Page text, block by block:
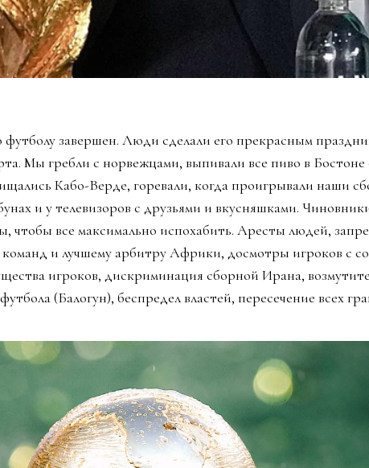
завершен. Люди сделали его прекрасным
Мы гребли с норвежцами, выпивали все пиво в Бостоне
Кабо-Верде, горевали, когда проигрывали наши
и у телевизоров с друзьями и вкусняшками.
чтобы все максимально испохабить. Аресты людей,
команд и лучшему арбитру Африки, досмотры игроков с
игроков, дискриминация сборной Ирана,
(Балогун), беспредел властей, пересечение всех